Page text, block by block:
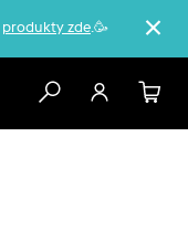
produkty zde.🥳